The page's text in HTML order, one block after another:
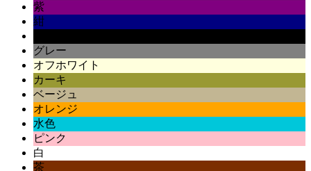
紫
紺
グレー
オフホワイト
カーキ
ベージュ
オレンジ
水色
ピンク
白
茶